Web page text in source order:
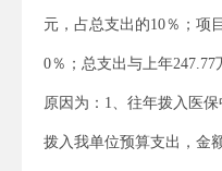
元，占总支出的10％；项
0％；总支出与上年
原因为：1、往年拨入医
拨入我单位预算支出，金